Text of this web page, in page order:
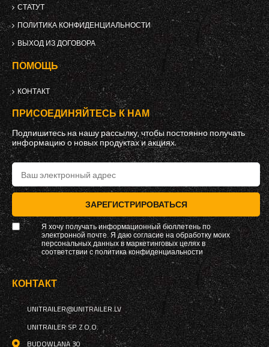
СТАТУТ
ПОЛИТИКА КОНФИДЕНЦИАЛЬНОСТИ
ВЫХОД ИЗ ДОГОВОРА
ПОМОЩЬ
КОНТАКТ
ПРИСОЕДИНЯЙТЕСЬ К НАМ
Подпишитесь на нашу рассылку, чтобы постоянно получать
информацию о новых продуктах и ​​акциях.
ЗАРЕГИСТРИРОВАТЬСЯ
Я хочу получать информационный бюллетень по
электронной почте. Я даю согласие на обработку моих
персональных данных в маркетинговых целях в
соответствии сполитика конфиденциальности
КОНТАКТ
UNITRAILER@UNITRAILER.LV
UNITRAILER SP. Z O.O.
BUDOWLANA 30